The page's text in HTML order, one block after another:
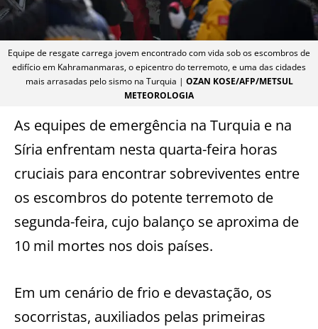
Equipe de resgate carrega jovem encontrado com vida sob os escombros de
edifício em Kahramanmaras, o epicentro do terremoto, e uma das cidades
mais arrasadas pelo sismo na Turquia | OZAN KOSE/AFP/METSUL
METEOROLOGIA
As equipes de emergência na Turquia e na
Síria enfrentam nesta quarta-feira horas
cruciais para encontrar sobreviventes entre
os escombros do potente terremoto de
segunda-feira, cujo balanço se aproxima de
10 mil mortes nos dois países.
Em um cenário de frio e devastação, os
socorristas, auxiliados pelas primeiras